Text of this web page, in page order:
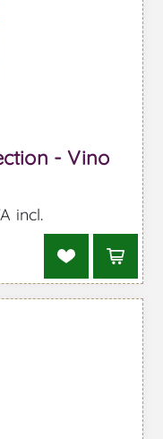
- Vino
incl.